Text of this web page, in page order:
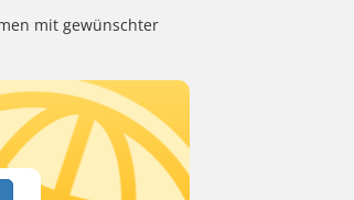
mit gewünschter